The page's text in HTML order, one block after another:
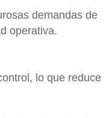
demandas de
operativa.
lo que reduce